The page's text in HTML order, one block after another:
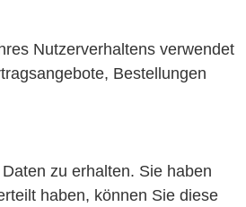
Nutzerverhaltens verwendet
Bestellungen
zu erhalten. Sie haben
haben, können Sie diese